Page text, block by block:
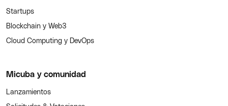
Startups
Blockchain y Web3
Cloud Computing y DevOps
Micuba y comunidad
Lanzamientos